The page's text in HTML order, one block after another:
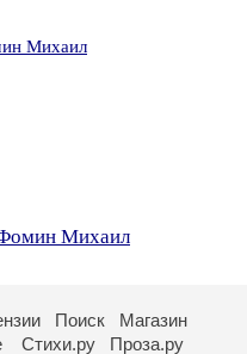
Михаил
Фомин Михаил
Поиск
Магазин
Стихи.ру Проза.ру